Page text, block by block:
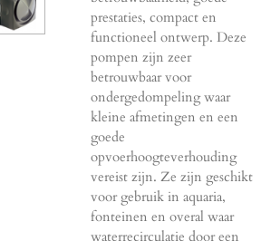
prestaties, compact en
functioneel ontwerp. Deze
pompen zijn zeer
betrouwbaar voor
ondergedompeling waar
kleine afmetingen en een
goede
opvoerhoogteverhouding
vereist zijn. Ze zijn geschikt
voor gebruik in aquaria,
fonteinen en overal waar
waterrecirculatie door een